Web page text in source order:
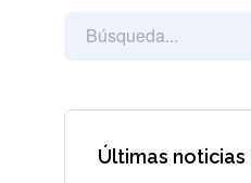
Últimas noticias